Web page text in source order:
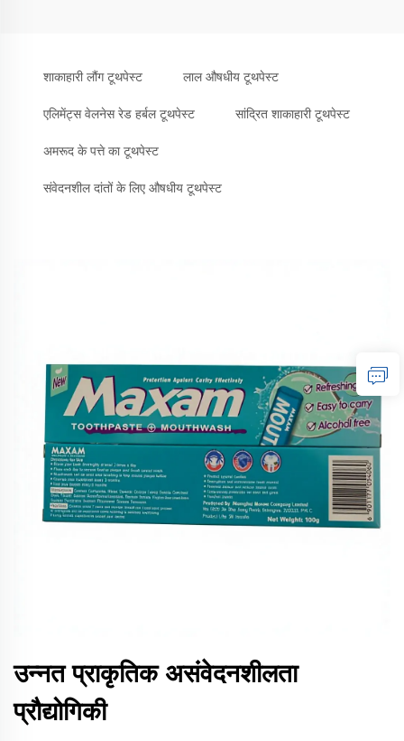
शाकाहारी लौंग टूथपेस्ट लाल औषधीय टूथपेस्ट
एलिमेंट्स वेलनेस रेड हर्बल टूथपेस्ट सांद्रित शाकाहारी टूथपेस्ट
अमरूद के पत्ते का टूथपेस्ट
संवेदनशील दांतों के लिए औषधीय टूथपेस्ट
उन्नत प्राकृतिक असंवेदनशीलता
प्रौद्योगिकी